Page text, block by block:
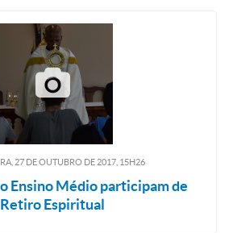
27 DEOUTUBRO DE 2017, 15H26
Ensino Médio participam de
Retiro Espiritual